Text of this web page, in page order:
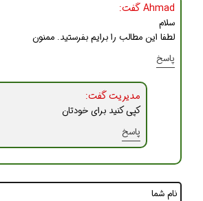
Ahmad گفت:
سلام
لطفا این مطالب را برایم بفرستید. ممنون
پاسخ
مدیریت گفت:
کپی کنید برای خودتان
پاسخ